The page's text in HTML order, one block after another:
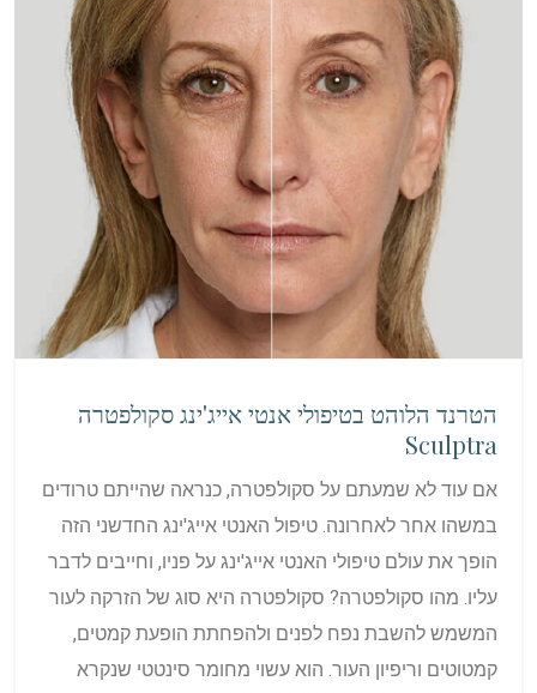
הטרנד הלוהט בטיפולי אנטי אייג'ינג סקולפטרה
Sculptra
אם עוד לא שמעתם על סקולפטרה, כנראה שהייתם טרודים
במשהו אחר לאחרונה. טיפול האנטי אייג'ינג החדשני הזה
הופך את עולם טיפולי האנטי אייג'ינג על פניו, וחייבים לדבר
עליו. מהו סקולפטרה? סקולפטרה היא סוג של הזרקה לעור
המשמש להשבת נפח לפנים ולהפחתת הופעת קמטים,
קמטוטים וריפיון העור. הוא עשוי מחומר סינטטי שנקרא